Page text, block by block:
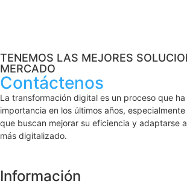
TENEMOS LAS MEJORES
MERCADO
Contáctenos
La transformación digital es un proceso que
importancia en los últimos años,
que buscan mejorar su eficiencia y adaptarse
más digitalizado.
Información